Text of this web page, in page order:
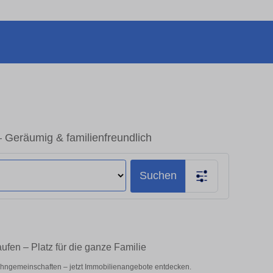
& familienfreundlich
Suchen
– Platz für die ganze Familie
– jetzt Immobilienangebote entdecken.